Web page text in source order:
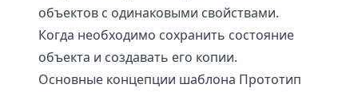
объектов с одинаковыми свойствами.
Когда необходимо сохранить состояние
объекта и создавать его копии.
Основные концепции шаблона Прототип